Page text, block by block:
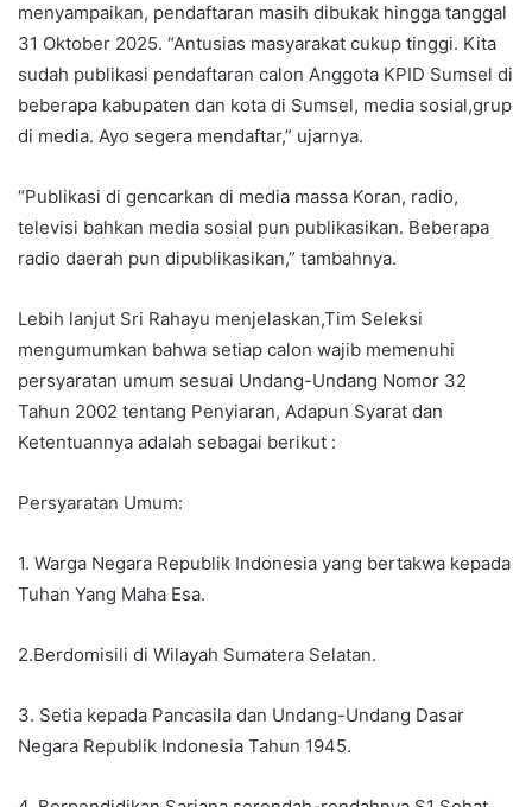
menyampaikan, pendaftaran masih dibukak hingga tanggal
31 Oktober 2025. “Antusias masyarakat cukup tinggi. Kita
sudah publikasi pendaftaran calon Anggota KPID Sumsel di
beberapa kabupaten dan kota di Sumsel, media sosial,grup
di media. Ayo segera mendaftar,” ujarnya.
“Publikasi di gencarkan di media massa Koran, radio,
televisi bahkan media sosial pun publikasikan. Beberapa
radio daerah pun dipublikasikan,” tambahnya.
Lebih lanjut Sri Rahayu menjelaskan,Tim Seleksi
mengumumkan bahwa setiap calon wajib memenuhi
persyaratan umum sesuai Undang-Undang Nomor 32
Tahun 2002 tentang Penyiaran, Adapun Syarat dan
Ketentuannya adalah sebagai berikut :
Persyaratan Umum:
1. Warga Negara Republik Indonesia yang bertakwa kepada
Tuhan Yang Maha Esa.
2.Berdomisili di Wilayah Sumatera Selatan.
3. Setia kepada Pancasila dan Undang-Undang Dasar
Negara Republik Indonesia Tahun 1945.